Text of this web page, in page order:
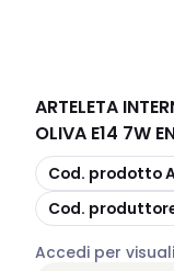
ARTELETA
OLIVA E14 7W
copia
Cod. prodotto
copia
Cod.
Accedi per